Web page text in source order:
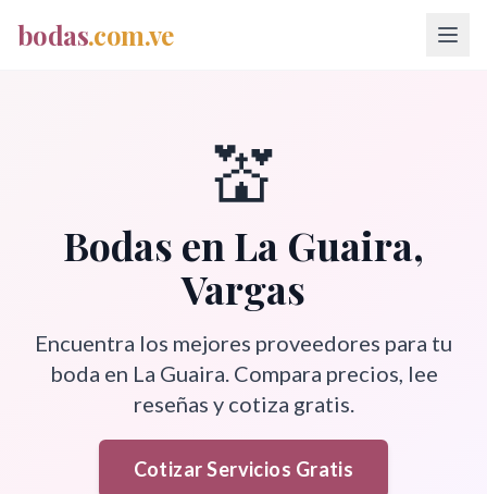
bodas.com.ve
💒
Bodas en La Guaira,
Vargas
Encuentra los mejores proveedores para tu
boda en La Guaira. Compara precios, lee
reseñas y cotiza gratis.
Cotizar Servicios Gratis